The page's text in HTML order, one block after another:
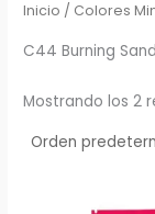
Inicio / Colores
C44 Burning Sand
Mostrando los 2